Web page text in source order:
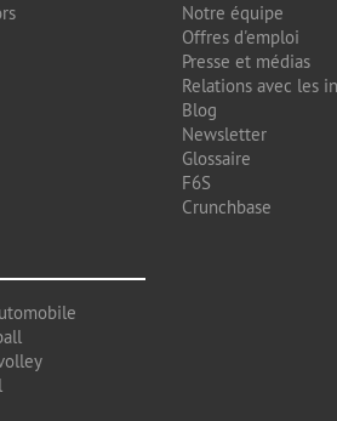
Notre équipe
Offres d'emploi
Presse et médias
Relations avec les
Blog
Newsletter
Glossaire
F6S
Crunchbase